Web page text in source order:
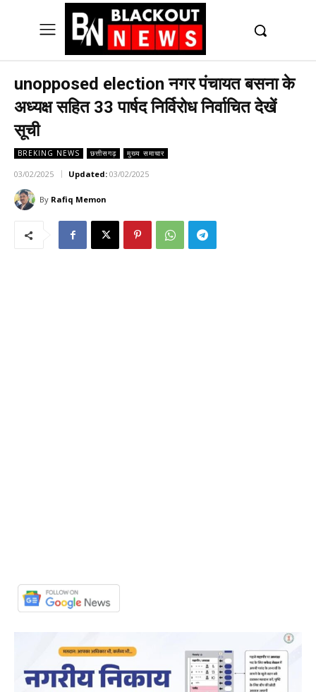
unopposed election नगर पंचायत बसना के
अध्यक्ष सहित 33 पार्षद निर्विरोध निर्वाचित देखें
सूची
BREKING NEWS छत्तीसगढ़ मुख्य समाचार
03/02/2025 Updated: 03/02/2025
By Rafiq Memon